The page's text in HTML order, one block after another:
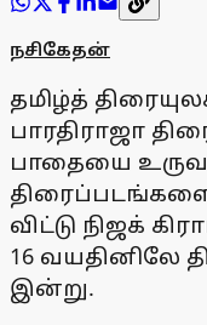
நசிகேதன்
தமிழ்த்
பாரதிராஜா
பாதையை
விட்டு நிஜக்
16 வயதினிலே
இன்று.